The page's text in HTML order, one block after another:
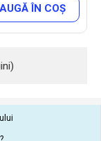
ÎN COŞ